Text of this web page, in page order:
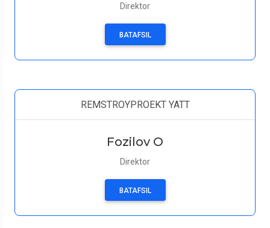
Direktor
BATAFSIL
REMSTROYPROEKT YATT
Fozilov O
Direktor
BATAFSIL